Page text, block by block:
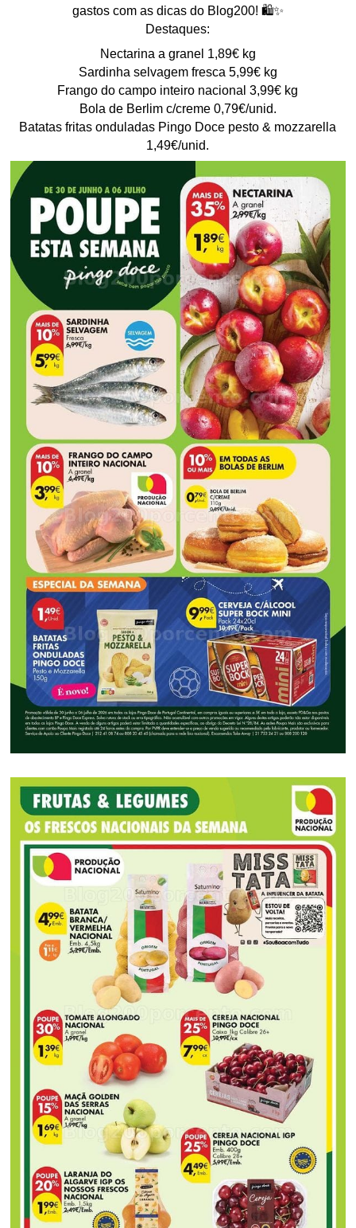
gastos com as dicas do Blog200! 🛍️✨
Destaques:
Nectarina a granel 1,89€ kg
Sardinha selvagem fresca 5,99€ kg
Frango do campo inteiro nacional 3,99€ kg
Bola de Berlim c/creme 0,79€/unid.
Batatas fritas onduladas Pingo Doce pesto & mozzarella
1,49€/unid.